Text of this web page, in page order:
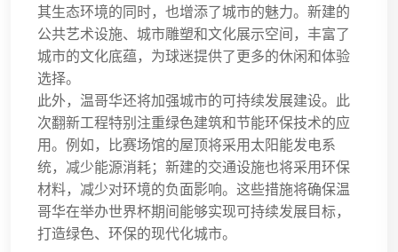
其生态环境的同时，也增添了城市的魅力。新建的
公共艺术设施、城市雕塑和文化展示空间，丰富了
城市的文化底蕴，为球迷提供了更多的休闲和体验
选择。
此外，温哥华还将加强城市的可持续发展建设。此
次翻新工程特别注重绿色建筑和节能环保技术的应
用。例如，比赛场馆的屋顶将采用太阳能发电系
统，减少能源消耗；新建的交通设施也将采用环保
材料，减少对环境的负面影响。这些措施将确保温
哥华在举办世界杯期间能够实现可持续发展目标，
打造绿色、环保的现代化城市。